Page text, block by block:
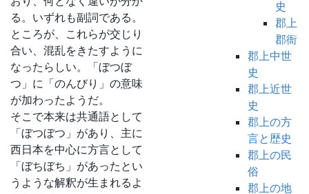
る。いずれも副詞である。
ところが、これらが交じり
合い、混乱をきたすように
なったらしい。「ぼつぼ
つ」に「のんびり」の意味
が加わったようだ。
そこで本来は共通語として
「ぼつぼつ」があり、主に
西日本を中心に方言として
「ぼちぼち」があったとい
うような解釈が生まれるよ
史
郡上
郡衙
郡上中世
史
郡上近世
史
郡上の方
言と歴史
郡上の民
俗
郡上の地